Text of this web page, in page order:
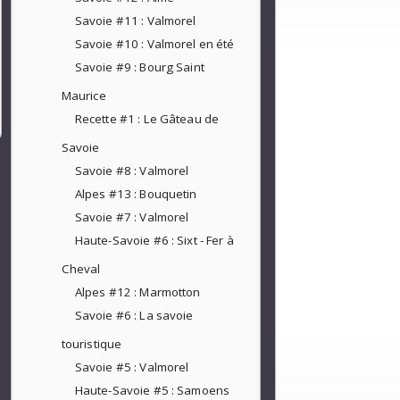
Savoie #11 : Valmorel
Savoie #10 : Valmorel en été
Savoie #9 : Bourg Saint
Maurice
Recette #1 : Le Gâteau de
Savoie
Savoie #8 : Valmorel
Alpes #13 : Bouquetin
Savoie #7 : Valmorel
Haute-Savoie #6 : Sixt - Fer à
Cheval
Alpes #12 : Marmotton
Savoie #6 : La savoie
touristique
Savoie #5 : Valmorel
Haute-Savoie #5 : Samoens